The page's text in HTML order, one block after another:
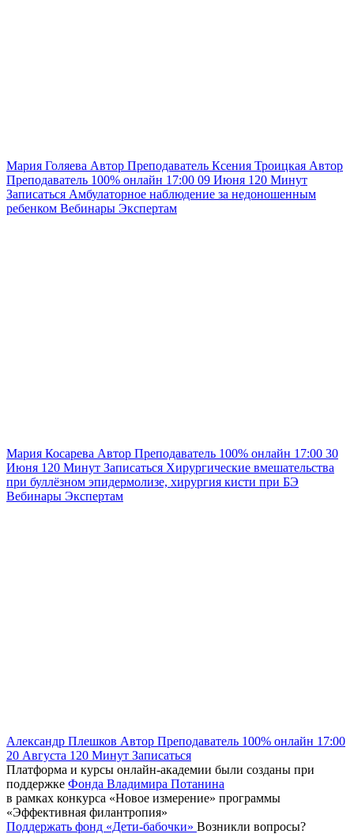
Мария Голяева Автор Преподаватель Ксения Троицкая Автор
Преподаватель 100% онлайн 17:00 09 Июня 120 Минут
Записаться Амбулаторное наблюдение за недоношенным
ребенком Вебинары Экспертам
Мария Косарева Автор Преподаватель 100% онлайн 17:00 30
Июня 120 Минут Записаться Хирургические вмешательства
при буллёзном эпидермолизе, хирургия кисти при БЭ
Вебинары Экспертам
Александр Плешков Автор Преподаватель 100% онлайн 17:00
20 Августа 120 Минут Записаться
Платформа и курсы онлайн-академии были созданы при
поддержке Фонда Владимира Потанина
в рамках конкурса «Новое измерение» программы
«Эффективная филантропия»
Поддержать фонд «Дети-бабочки» Возникли вопросы?